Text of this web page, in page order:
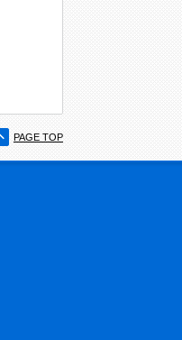
PAGE TOP